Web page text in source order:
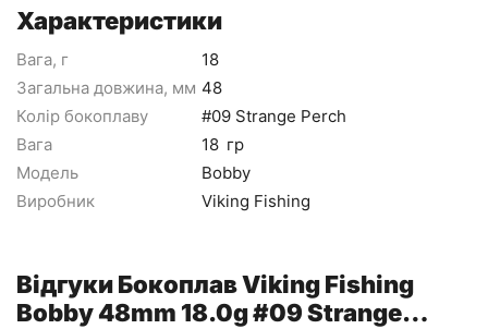
Характеристики
Вага, г
18
Загальна довжина, мм 48
Колір бокоплаву
#09 Strange Perch
Вага
18 гр
Модель
Bobby
Виробник
Viking Fishing
Відгуки Бокоплав Viking Fishing
Bobby 48mm 18.0g #09 Strange